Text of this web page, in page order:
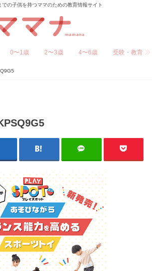
での子供を持つママのための教育情報サイト
0〜1歳 2〜3歳 4〜6歳 受験・教育